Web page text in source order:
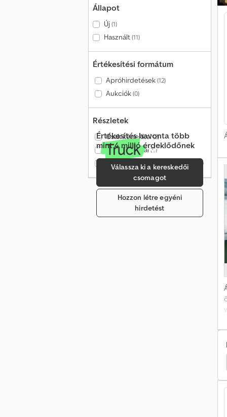
Állapot
Új(1)
Használt(11)
Értékesítési formátum
Apróhirdetések(12)
Aukciók(0)
Részletek
Csak képekkel(2)
Csak videóval(0)
Csak ellenőrzött kereskedők (0)
Értékesítés havonta több
mint 4 millió érdeklődőnek
Válassza ki a kereskedői
csomagot
Hozzon létre egyéni
hirdetést